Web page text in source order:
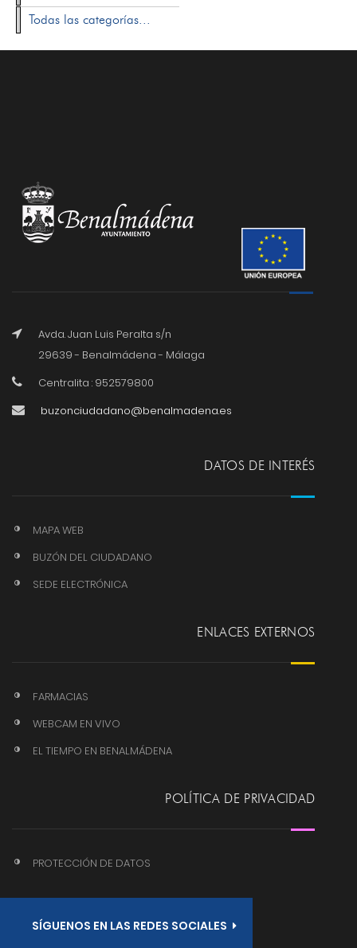
Todas las categorías...
Avda. Juan Luis Peralta s/n
29639 - Benalmádena - Málaga
Centralita : 952579800
buzonciudadano@benalmadena.es
DATOS DE INTERÉS
MAPA WEB
BUZÓN DEL CIUDADANO
SEDE ELECTRÓNICA
ENLACES EXTERNOS
FARMACIAS
WEBCAM EN VIVO
EL TIEMPO EN BENALMÁDENA
POLÍTICA DE PRIVACIDAD
PROTECCIÓN DE DATOS
SÍGUENOS EN LAS REDES SOCIALES